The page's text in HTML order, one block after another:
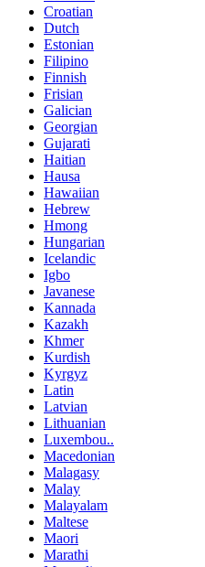
Croatian
Dutch
Estonian
Filipino
Finnish
Frisian
Galician
Georgian
Gujarati
Haitian
Hausa
Hawaiian
Hebrew
Hmong
Hungarian
Icelandic
Igbo
Javanese
Kannada
Kazakh
Khmer
Kurdish
Kyrgyz
Latin
Latvian
Lithuanian
Luxembou..
Macedonian
Malagasy
Malay
Malayalam
Maltese
Maori
Marathi